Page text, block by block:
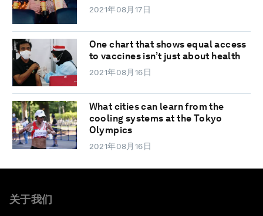
2021年08月17日
One chart that shows equal access
to vaccines isn’t just about health
2021年08月16日
What cities can learn from the
cooling systems at the Tokyo
Olympics
2021年08月16日
关于我们